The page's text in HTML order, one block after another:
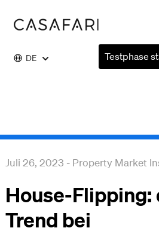
DE Testphase
Juli 26, 2023 - Property Market
House-Flipping:
Trend bei